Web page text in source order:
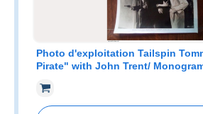
Photo d'exploitation Tailspin
Pirate" with John Trent/